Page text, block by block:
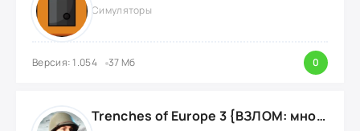
Симуляторы
Версия: 1.054 37 Мб 0
Trenches of Europe 3 {ВЗЛОМ: много денег}